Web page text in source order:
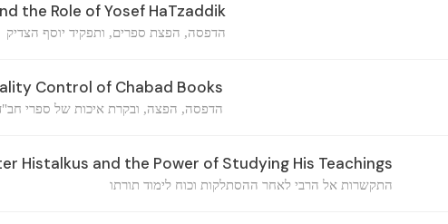
the Role of Yosef HaTzaddik
הדפסה, הפצת ספרים, ותפקיד יוסף הצדיק
Control of Chabad Books
הדפסה, הפצה, ובקרת איכות של ספרי
Histalkus and the Power of Studying His Teachings
התקשרות אל הרבי לאחר ההסתלקות וכוח לימוד תורתו